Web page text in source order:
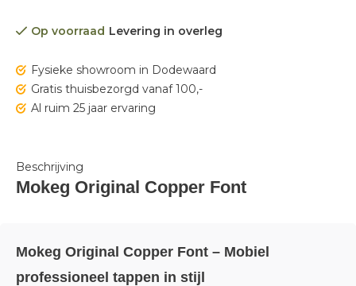
Op voorraad Levering in overleg
Fysieke showroom in Dodewaard
Gratis thuisbezorgd vanaf 100,-
Al ruim 25 jaar ervaring
Beschrijving
Mokeg Original Copper Font
Mokeg Original Copper Font – Mobiel
professioneel tappen in stijl